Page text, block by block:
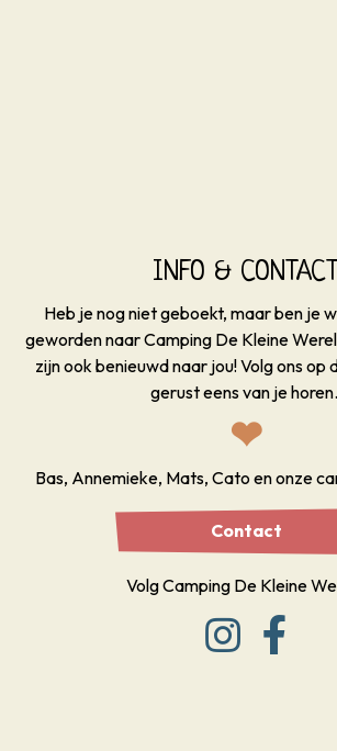
INFO &
Heb je nog niet geboekt, maar ben je
geworden naar Camping De Kleine
zijn ook benieuwd naar jou! Volg ons op
gerust eens van je horen.
❤
Bas, Annemieke, Mats, Cato en onze
Contact
Volg Camping De Kleine